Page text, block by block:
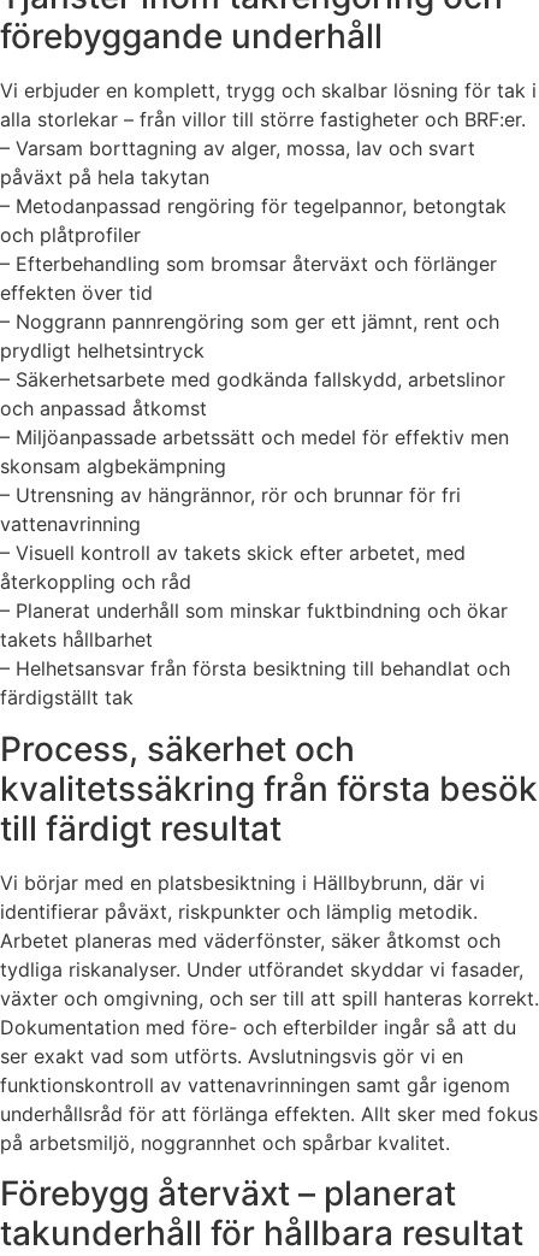
förebyggande underhåll
Vi erbjuder en komplett, trygg och skalbar lösning för tak i
alla storlekar – från villor till större fastigheter och BRF:er.
– Varsam borttagning av alger, mossa, lav och svart
påväxt på hela takytan
– Metodanpassad rengöring för tegelpannor, betongtak
och plåtprofiler
– Efterbehandling som bromsar återväxt och förlänger
effekten över tid
– Noggrann pannrengöring som ger ett jämnt, rent och
prydligt helhetsintryck
– Säkerhetsarbete med godkända fallskydd, arbetslinor
och anpassad åtkomst
– Miljöanpassade arbetssätt och medel för effektiv men
skonsam algbekämpning
– Utrensning av hängrännor, rör och brunnar för fri
vattenavrinning
– Visuell kontroll av takets skick efter arbetet, med
återkoppling och råd
– Planerat underhåll som minskar fuktbindning och ökar
takets hållbarhet
– Helhetsansvar från första besiktning till behandlat och
färdigställt tak
Process, säkerhet och
kvalitetssäkring från första besök
till färdigt resultat
Vi börjar med en platsbesiktning i Hällbybrunn, där vi
identifierar påväxt, riskpunkter och lämplig metodik.
Arbetet planeras med väderfönster, säker åtkomst och
tydliga riskanalyser. Under utförandet skyddar vi fasader,
växter och omgivning, och ser till att spill hanteras korrekt.
Dokumentation med före- och efterbilder ingår så att du
ser exakt vad som utförts. Avslutningsvis gör vi en
funktionskontroll av vattenavrinningen samt går igenom
underhållsråd för att förlänga effekten. Allt sker med fokus
på arbetsmiljö, noggrannhet och spårbar kvalitet.
Förebygg återväxt – planerat
takunderhåll för hållbara resultat